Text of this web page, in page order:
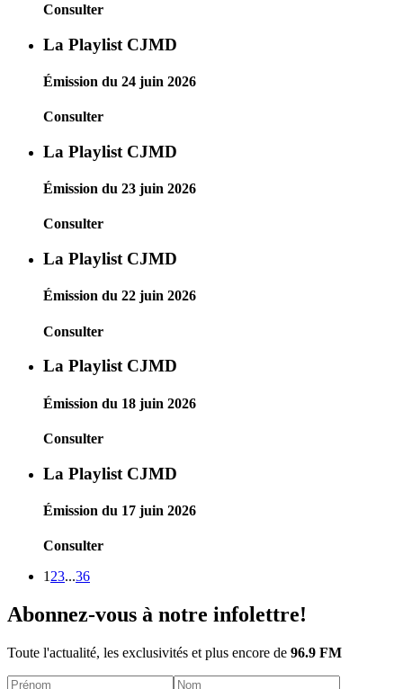
Consulter
La Playlist CJMD
Émission du 24 juin 2026
Consulter
La Playlist CJMD
Émission du 23 juin 2026
Consulter
La Playlist CJMD
Émission du 22 juin 2026
Consulter
La Playlist CJMD
Émission du 18 juin 2026
Consulter
La Playlist CJMD
Émission du 17 juin 2026
Consulter
1 23...36
Abonnez-vous à notre infolettre!
Toute l'actualité, les exclusivités et plus encore de 96.9 FM